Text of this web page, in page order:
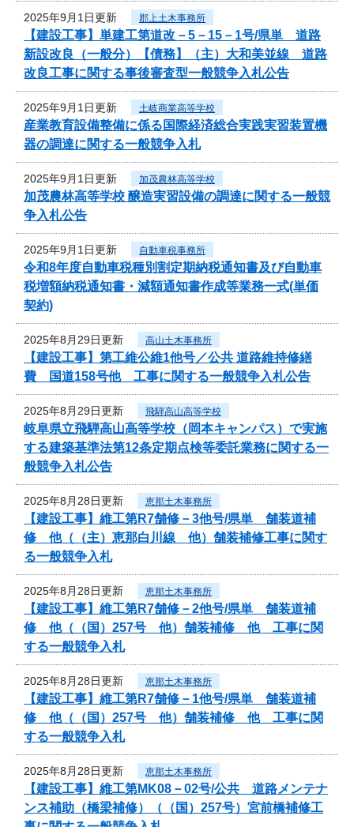
2025年9月1日更新 郡上土木事務所
【建設工事】単建工第道改－5－15－1号/県単 道路
新設改良（一般分）【債務】（主）大和美並線 道路
改良工事に関する事後審査型一般競争入札公告
2025年9月1日更新 土岐商業高等学校
産業教育設備整備に係る国際経済総合実践実習装置機
器の調達に関する一般競争入札
2025年9月1日更新 加茂農林高等学校
加茂農林高等学校 醸造実習設備の調達に関する一般競
争入札公告
2025年9月1日更新 自動車税事務所
令和8年度自動車税種別割定期納税通知書及び自動車
税増額納税通知書・減額通知書作成等業務一式(単価
契約)
2025年8月29日更新 高山土木事務所
【建設工事】第工維公維1他号／公共 道路維持修繕
費 国道158号他 工事に関する一般競争入札公告
2025年8月29日更新 飛騨高山高等学校
岐阜県立飛騨高山高等学校（岡本キャンパス）で実施
する建築基準法第12条定期点検等委託業務に関する一
般競争入札公告
2025年8月28日更新 恵那土木事務所
【建設工事】維工第R7舗修－3他号/県単 舗装道補
修 他（（主）恵那白川線 他）舗装補修工事に関す
る一般競争入札
2025年8月28日更新 恵那土木事務所
【建設工事】維工第R7舗修－2他号/県単 舗装道補
修 他（（国）257号 他）舗装補修 他 工事に関
する一般競争入札
2025年8月28日更新 恵那土木事務所
【建設工事】維工第R7舗修－1他号/県単 舗装道補
修 他（（国）257号 他）舗装補修 他 工事に関
する一般競争入札
2025年8月28日更新 恵那土木事務所
【建設工事】維工第MK08－02号/公共 道路メンテナ
ンス補助（橋梁補修）（（国）257号）宮前橋補修工